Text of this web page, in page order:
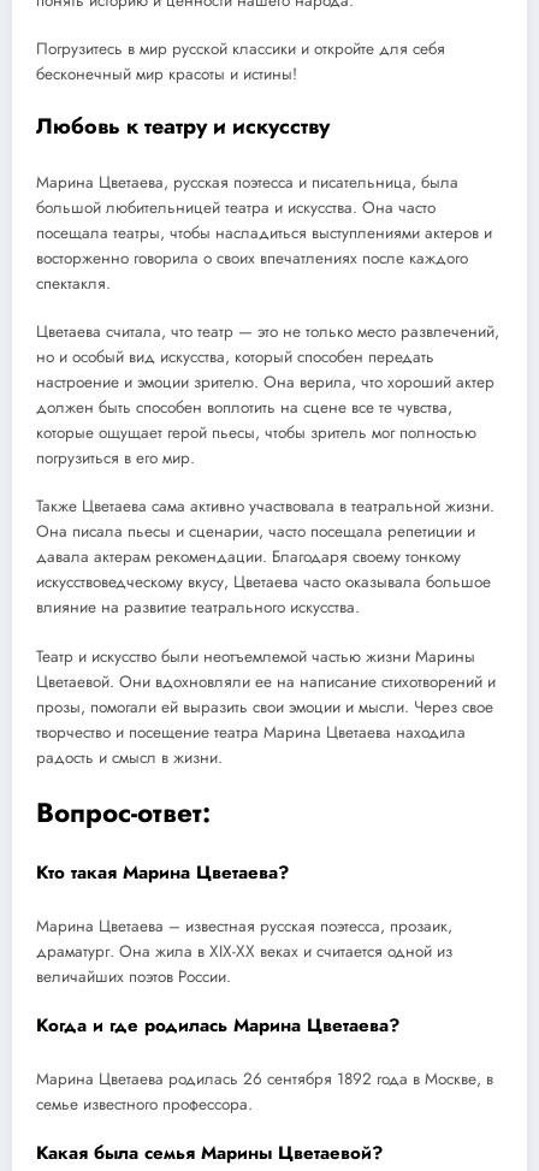
Погрузитесь в мир русской классики и откройте для себя
бесконечный мир красоты и истины!
Любовь к театру и искусству
Марина Цветаева, русская поэтесса и писательница, была
большой любительницей театра и искусства. Она часто
посещала театры, чтобы насладиться выступлениями актеров и
восторженно говорила о своих впечатлениях после каждого
спектакля.
Цветаева считала, что театр — это не только место развлечений,
но и особый вид искусства, который способен передать
настроение и эмоции зрителю. Она верила, что хороший актер
должен быть способен воплотить на сцене все те чувства,
которые ощущает герой пьесы, чтобы зритель мог полностью
погрузиться в его мир.
Также Цветаева сама активно участвовала в театральной жизни.
Она писала пьесы и сценарии, часто посещала репетиции и
давала актерам рекомендации. Благодаря своему тонкому
искусствоведческому вкусу, Цветаева часто оказывала большое
влияние на развитие театрального искусства.
Театр и искусство были неотъемлемой частью жизни Марины
Цветаевой. Они вдохновляли ее на написание стихотворений и
прозы, помогали ей выразить свои эмоции и мысли. Через свое
творчество и посещение театра Марина Цветаева находила
радость и смысл в жизни.
Вопрос-ответ:
Кто такая Марина Цветаева?
Марина Цветаева – известная русская поэтесса, прозаик,
драматург. Она жила в XIX-XX веках и считается одной из
величайших поэтов России.
Когда и где родилась Марина Цветаева?
Марина Цветаева родилась 26 сентября 1892 года в Москве, в
семье известного профессора.
Какая была семья Марины Цветаевой?